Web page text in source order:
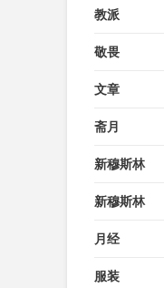
教派
敬畏
文章
斋月
新穆斯林
新穆斯林
月经
服装